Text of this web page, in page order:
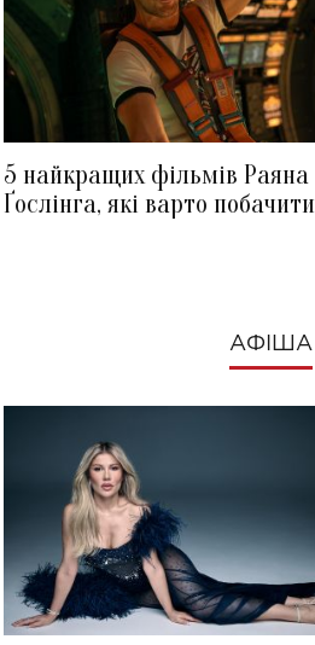
5 найкращих фільмів Раяна
Ґослінга, які варто побачити
АФІША